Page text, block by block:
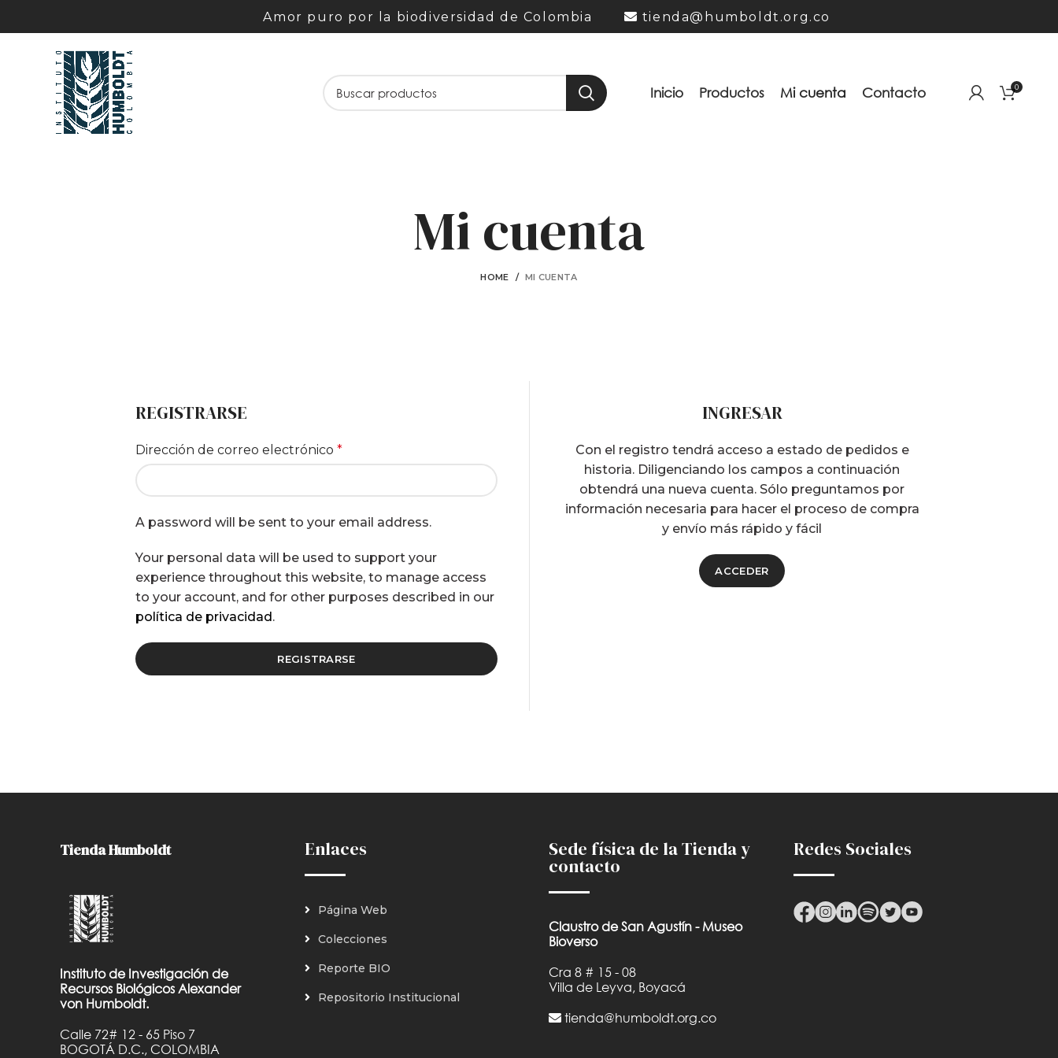
Amor puro por la biodiversidad de Colombia tienda@humboldt.org.co
Inicio Productos Mi cuenta Contacto 0
Mi cuenta
HOME MI CUENTA
REGISTRARSE
Dirección de correo electrónico *
A password will be sent to your email address.
Your personal data will be used to support your
experience throughout this website, to manage access
to your account, and for other purposes described in our
política de privacidad.
REGISTRARSE
INGRESAR
Con el registro tendrá acceso a estado de pedidos e
historia. Diligenciando los campos a continuación
obtendrá una nueva cuenta. Sólo preguntamos por
información necesaria para hacer el proceso de compra
y envío más rápido y fácil
ACCEDER
Tienda Humboldt
Instituto de Investigación de
Recursos Biológicos Alexander
von Humboldt.
Calle 72# 12 - 65 Piso 7
BOGOTÁ D.C., COLOMBIA
Enlaces
Página Web
Colecciones
Reporte BIO
Repositorio Institucional
Sede física de la Tienda y
contacto
Claustro de San Agustín - Museo
Bioverso
Cra 8 # 15 - 08
Villa de Leyva, Boyacá
tienda@humboldt.org.co
Redes Sociales